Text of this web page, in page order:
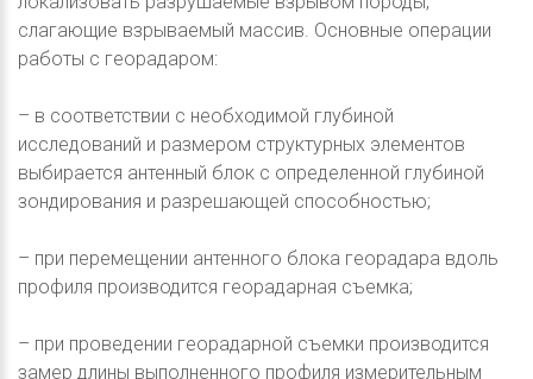
слагающие взрываемый массив. Основные операции
работы с георадаром:
– в соответствии с необходимой глубиной
исследований и размером структурных элементов
выбирается антенный блок с определенной глубиной
зондирования и разрешающей способностью;
– при перемещении антенного блока георадара вдоль
профиля производится георадарная съемка;
– при проведении георадарной съемки производится
замер длины выполненного профиля измерительным